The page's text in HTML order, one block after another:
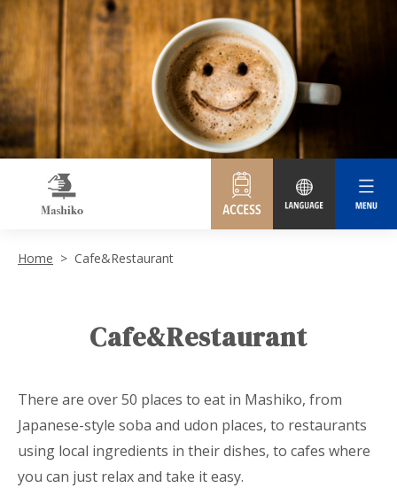
Home Cafe&Restaurant
Cafe&Restaurant
There are over 50 places to eat in Mashiko, from
Japanese-style soba and udon places, to restaurants
using local ingredients in their dishes, to cafes where
you can just relax and take it easy.